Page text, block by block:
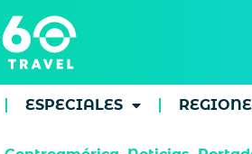
ESPECIALES